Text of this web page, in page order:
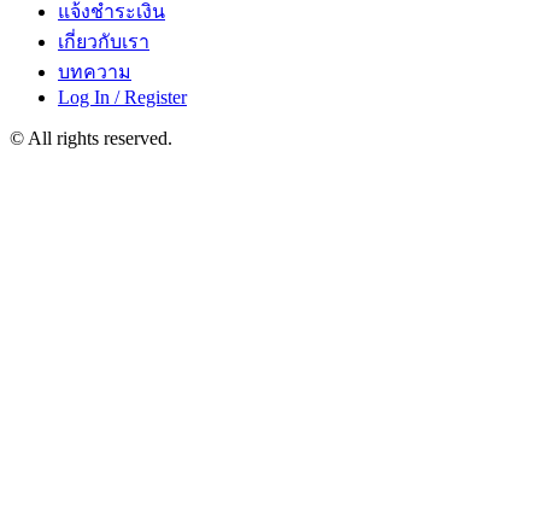
แจ้งชำระเงิน
เกี่ยวกับเรา
บทความ
Log In / Register
© All rights reserved.